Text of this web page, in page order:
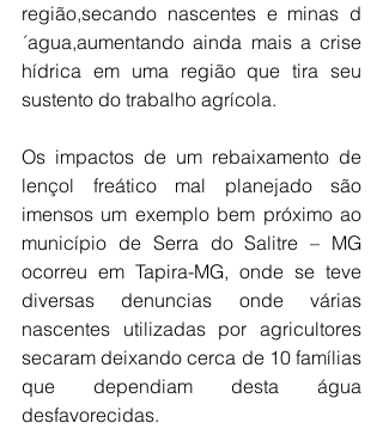
região,secando nascentes e minas d
´agua,aumentando ainda mais a crise
hídrica em uma região que tira seu
sustento do trabalho agrícola.
Os impactos de um rebaixamento de
lençol freático mal planejado são
imensos um exemplo bem próximo ao
município de Serra do Salitre – MG
ocorreu em Tapira-MG, onde se teve
diversas denuncias onde várias
nascentes utilizadas por agricultores
secaram deixando cerca de 10 famílias
que dependiam desta água
desfavorecidas.